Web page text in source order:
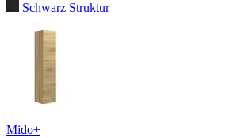
Schwarz Struktur
Mido+